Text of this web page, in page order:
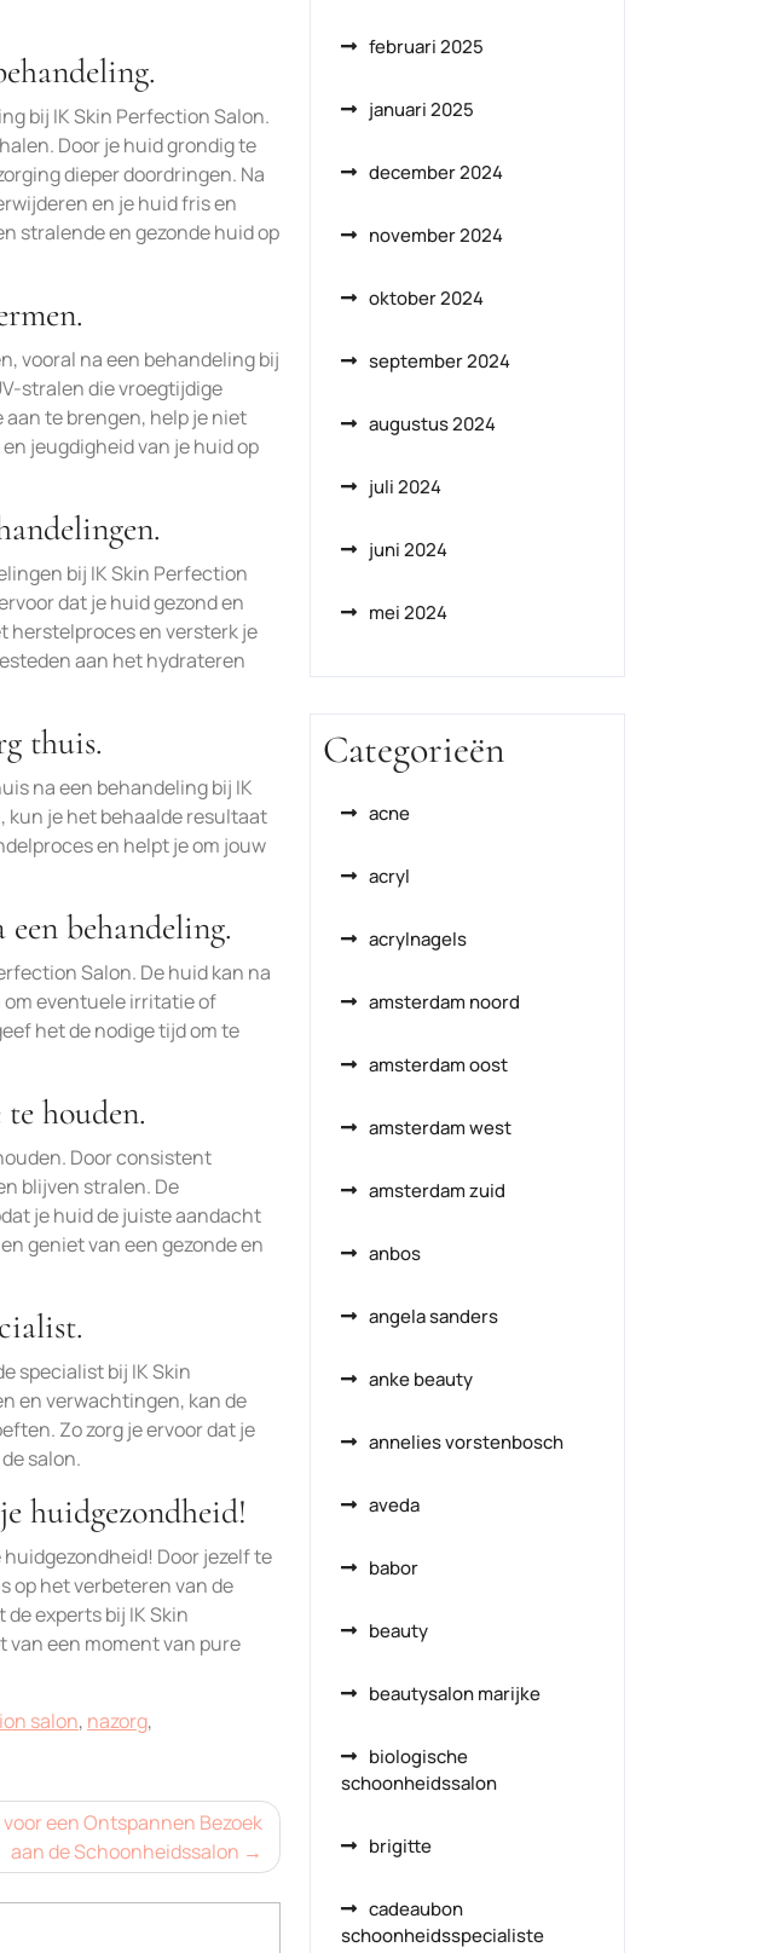
bij IK Skin Perfection Salon.
Door je huid grondig te
dieper doordringen. Na
en je huid fris en
stralende en gezonde huid op
vooral na een behandeling bij
stralen die vroegtijdige
te brengen, help je niet
jeugdigheid van je huid op
bij IK Skin Perfection
dat je huid gezond en
herstelproces en versterk je
aan het hydrateren
thuis.
na een behandeling bij IK
kun je het behaalde resultaat
en helpt je om jouw
behandeling.
Salon. De huid kan na
om eventuele irritatie of
het de nodige tijd om te
houden.
Door consistent
blijven stralen. De
je huid de juiste aandacht
geniet van een gezonde en
specialist bij IK Skin
en verwachtingen, kan de
Zo zorg je ervoor dat je
salon.
huidgezondheid!
Door jezelf te
op het verbeteren van de
experts bij IK Skin
van een moment van pure
salon, nazorg,
een Ontspannen Bezoek
aan de Schoonheidssalon
februari 2025
januari 2025
december 2024
november 2024
oktober 2024
september 2024
augustus 2024
juli 2024
juni 2024
mei 2024
Categorieën
acne
acryl
acrylnagels
amsterdam noord
amsterdam oost
amsterdam west
amsterdam zuid
anbos
angela sanders
anke beauty
annelies vorstenbosch
aveda
babor
beauty
beautysalon marijke
biologische
schoonheidssalon
brigitte
cadeaubon
schoonheidsspecialiste